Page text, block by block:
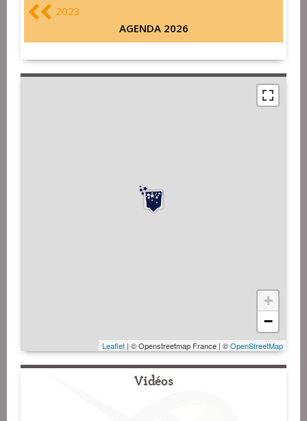
2023
AGENDA 2026
+
−
Leaflet | © Openstreetmap France | ©OpenStreetMap
Vidéos